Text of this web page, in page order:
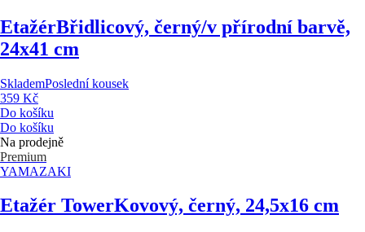
EtažérBřidlicový, černý/v přírodní barvě,
24x41 cm
SklademPoslední kousek
359 Kč
Do košíku
Do košíku
Na prodejně
Premium
YAMAZAKI
Etažér TowerKovový, černý, 24,5x16 cm